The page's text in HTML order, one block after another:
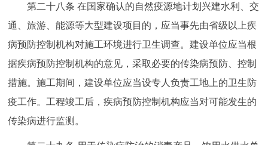
第二十八条 在国家确认的自然疫源地计划兴建水利、交
通、旅游、能源等大型建设项目的，应当事先由省级以上疾
病预防控制机构对施工环境进行卫生调查。建设单位应当根
据疾病预防控制机构的意见，采取必要的传染病预防、控制
措施。施工期间，建设单位应当设专人负责工地上的卫生防
疫工作。工程竣工后，疾病预防控制机构应当对可能发生的
传染病进行监测。